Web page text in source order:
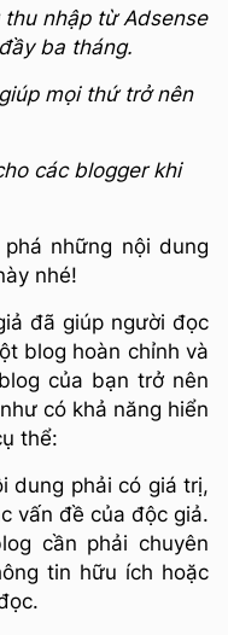
nhập từ Adsense
ba tháng.
mọi thứ trở nên
các blogger khi
những nội dung
nhé!
đã giúp người đọc
blog hoàn chỉnh và
của bạn trở nên
có khả năng hiển
thể:
dung phải có giá trị,
vấn đề của độc giả.
cần phải chuyên
tin hữu ích hoặc